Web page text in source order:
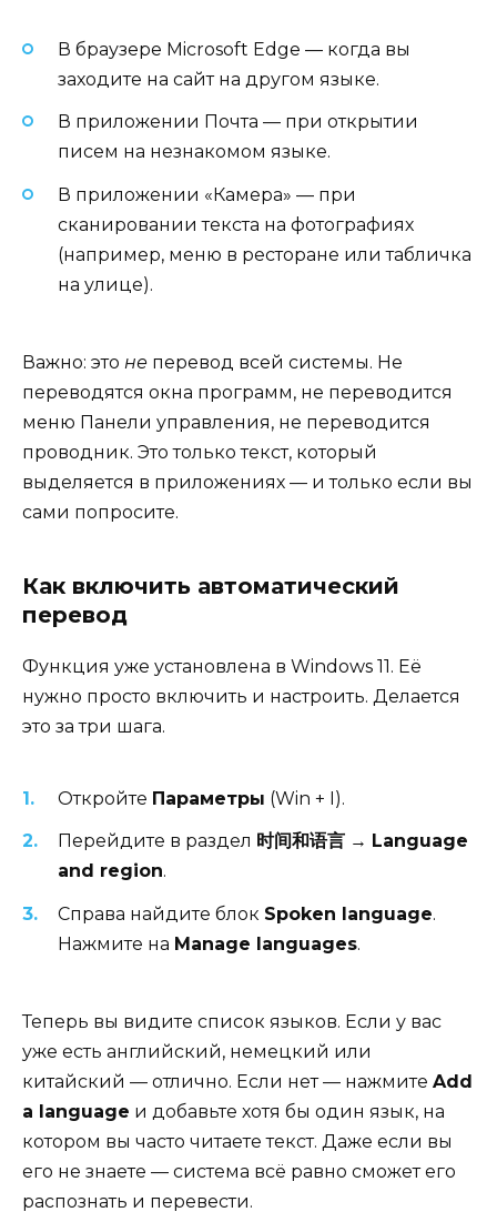
В браузере Microsoft Edge — когда вы
заходите на сайт на другом языке.
В приложении Почта — при открытии
писем на незнакомом языке.
В приложении «Камера» — при
сканировании текста на фотографиях
(например, меню в ресторане или табличка
на улице).
Важно: это не перевод всей системы. Не
переводятся окна программ, не переводится
меню Панели управления, не переводится
проводник. Это только текст, который
выделяется в приложениях — и только если вы
сами попросите.
Как включить автоматический
перевод
Функция уже установлена в Windows 11. Её
нужно просто включить и настроить. Делается
это за три шага.
Откройте Параметры (Win + I).
Перейдите в раздел 时间和语言 → Language
and region.
Справа найдите блок Spoken language.
Нажмите на Manage languages.
Теперь вы видите список языков. Если у вас
уже есть английский, немецкий или
китайский — отлично. Если нет — нажмите Add
a language и добавьте хотя бы один язык, на
котором вы часто читаете текст. Даже если вы
его не знаете — система всё равно сможет его
распознать и перевести.